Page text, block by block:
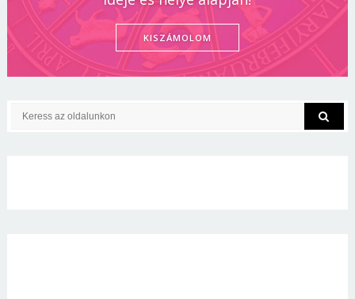
KISZÁMOLOM